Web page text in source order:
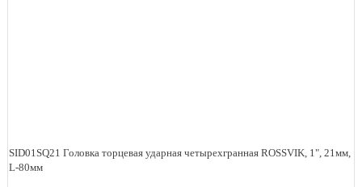
SID01SQ21 Головка торцевая ударная четырехгранная ROSSVIK, 1", 21мм,
L-80мм